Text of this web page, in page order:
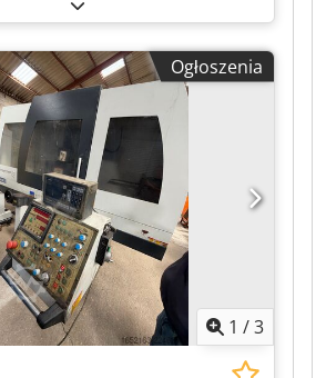
może być przesłany przez
Aajzqug Ro Rjck Stały stan
zobacz stronę internetową. Ceny
Van de Wert Trading B.V.
asortyment maszyn,
i osprzętów. Wszystkie
są w cenach handlowych w
gwarancji (patrz nasze warunki
obejrzenia pojazdu i/lub jazdy
bez zobowiązań umówić się na
o wcześniejszy kontakt
nie jesteśmy stale obecni na
Wert Trading B.V. Bedrijfsstraat
Ogłoszenia
1 /3